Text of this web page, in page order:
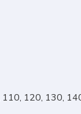
120, 130,